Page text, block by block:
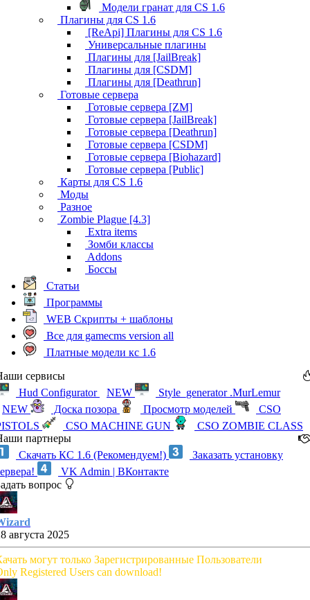
Модели гранат для CS 1.6
Плагины для CS 1.6
[ReApi] Плагины для CS 1.6
Универсальные плагины
Плагины для [JailBreak]
Плагины для [CSDM]
Плагины для [Deathrun]
Готовые сервера
Готовые сервера [ZM]
Готовые сервера [JailBreak]
Готовые сервера [Deathrun]
Готовые сервера [CSDM]
Готовые сервера [Biohazard]
Готовые сервера [Public]
Карты для CS 1.6
Моды
Разное
Zombie Plague [4.3]
Extra items
Зомби классы
Addons
Боссы
Статьи
Программы
WEB Скрипты + шаблоны
Все для gamecms version all
Платные модели кс 1.6
сервисы
Hud Configurator
NEW
Style_generator .MurLemur
NEW
Доска позора Просмотр моделей
CSO
CSO MACHINE GUN
CSO ZOMBIE CLASS
партнеры
Скачать КС 1.6 (Рекомендуем!)
Заказать установку
VK Admin | ВКонтакте
вопрос
августа 2025
могут только Зарегистрированные Пользователи
Registered Users can download!